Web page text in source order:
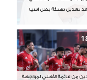
تعديل تهنئة بطل آسيا
من قائمة الأهلي لمواجهة